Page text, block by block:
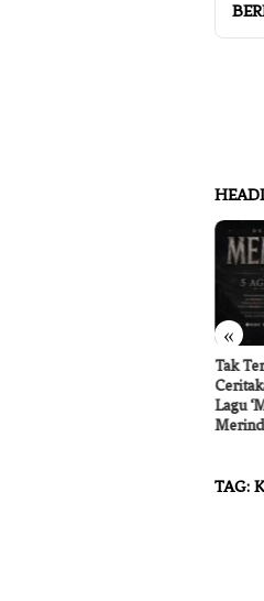
«
Tak
Lagu
TAG: